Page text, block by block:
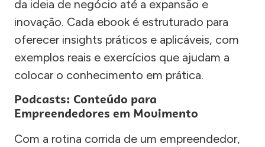
da ideia de negócio até a expansão e
inovação. Cada ebook é estruturado para
oferecer insights práticos e aplicáveis, com
exemplos reais e exercícios que ajudam a
colocar o conhecimento em prática.
Podcasts: Conteúdo para
Empreendedores em Movimento
Com a rotina corrida de um empreendedor,